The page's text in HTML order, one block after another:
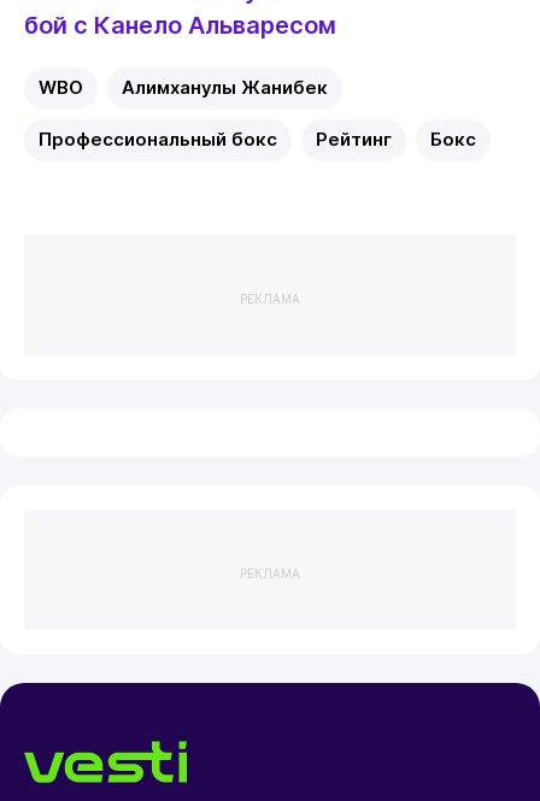
бой с Канело Альваресом
WBO Алимханулы Жанибек
Профессиональный бокс Рейтинг Бокс
РЕКЛАМА
РЕКЛАМА